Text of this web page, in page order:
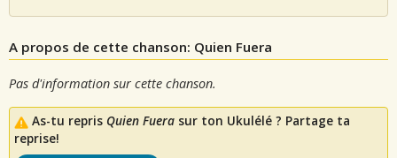
A propos de cette chanson: Quien Fuera
Pas d'information sur cette chanson.
As-tu repris Quien Fuera sur ton Ukulélé ? Partage ta
reprise!